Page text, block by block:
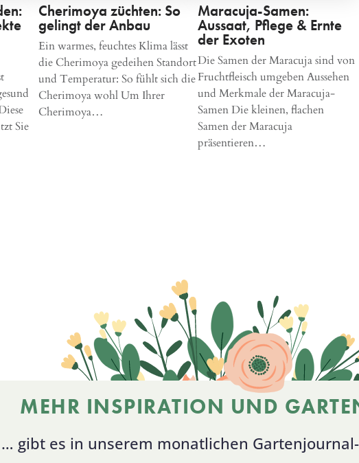
Sie
Cherimoya züchten: So
gelingt der Anbau
Ein warmes, feuchtes Klima lässt
die Cherimoya gedeihen Standort
und Temperatur: So fühlt sich die
Cherimoya wohl Um Ihrer
Cherimoya…
Maracuja-Samen:
Aussaat, Pflege & Ernte
der Exoten
Die Samen der Maracuja sind von
Fruchtfleisch umgeben Aussehen
und Merkmale der Maracuja-
Samen Die kleinen, flachen
Samen der Maracuja
präsentieren…
MEHR INSPIRATION UND
… gibt es in unserem monatlichen